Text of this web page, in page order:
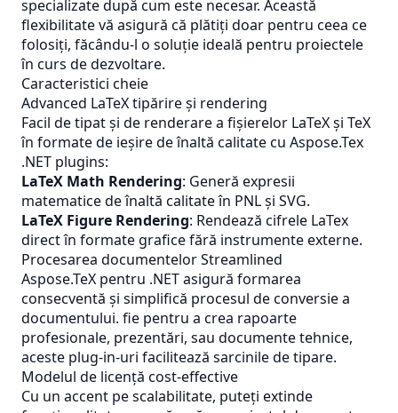
specializate după cum este necesar. Această
flexibilitate vă asigură că plătiți doar pentru ceea ce
folosiți, făcându-l o soluție ideală pentru proiectele
în curs de dezvoltare.
Caracteristici cheie
Advanced LaTeX tipărire și rendering
Facil de tipat și de renderare a fișierelor LaTeX și TeX
în formate de ieșire de înaltă calitate cu Aspose.Tex
.NET plugins:
LaTeX Math Rendering: Generă expresii
matematice de înaltă calitate în PNLşi SVG.
LaTeX Figure Rendering: Rendează cifrele LaTex
direct în formate grafice fără instrumente externe.
Procesarea documentelor Streamlined
Aspose.TeX pentru .NET asigură formarea
consecventă și simplifică procesul de conversie a
documentului. fie pentru a crea rapoarte
profesionale, prezentări, sau documente tehnice,
aceste plug-in-uri facilitează sarcinile de tipare.
Modelul de licență cost-effective
Cu un accent pe scalabilitate, puteți extinde